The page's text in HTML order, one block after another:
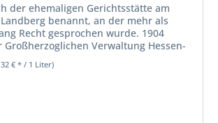
der ehemaligen Gerichtsstätte am
benannt, an der mehr als
Recht gesprochen wurde. 1904
Verwaltung Hessen-
€ * / 1 Liter)